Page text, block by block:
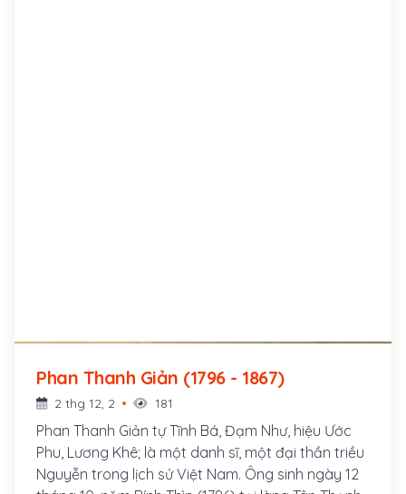
Phan Thanh Giản (1796 - 1867)
2 thg 12, 2 181
Phan Thanh Giản tự Tĩnh Bá, Đạm Như, hiệu Ước
Phu, Lương Khê; là một danh sĩ, một đại thần triều
Nguyễn trong lịch sử Việt Nam. Ông sinh ngày 12